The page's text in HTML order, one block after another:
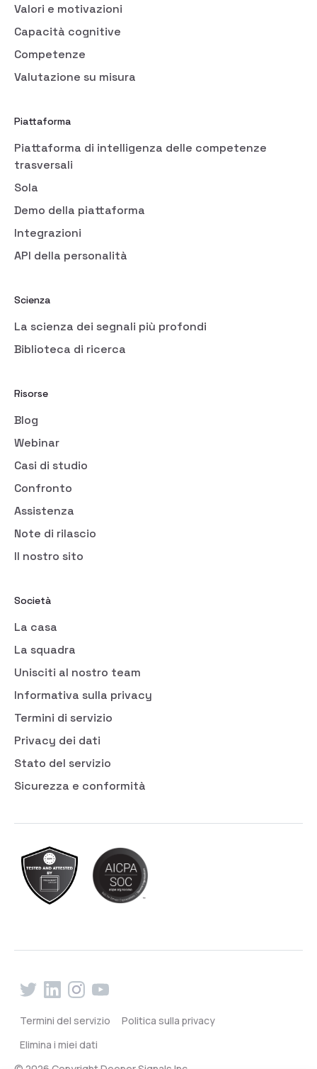
Valori e motivazioni
Capacità cognitive
Competenze
Valutazione su misura
Piattaforma
Piattaforma di intelligenza delle competenze
trasversali
Sola
Demo della piattaforma
Integrazioni
API della personalità
Scienza
La scienza dei segnali più profondi
Biblioteca di ricerca
Risorse
Blog
Webinar
Casi di studio
Confronto
Assistenza
Note di rilascio
Il nostro sito
Società
La casa
La squadra
Unisciti al nostro team
Informativa sulla privacy
Termini di servizio
Privacy dei dati
Stato del servizio
Sicurezza e conformità
Termini del servizio
Politica sulla privacy
Elimina i miei dati